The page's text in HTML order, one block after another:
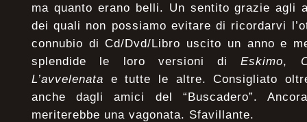
ma quanto erano belli. Un sentito grazie agli
dei quali non possiamo evitare di ricordarvi
connubio di Cd/Dvd/Libro uscito un anno e
splendide le loro versioni diEskimo,
L’avvelenata e tutte le altre. Consigliato
anche dagli amici del “Buscadero”.
meriterebbe una vagonata. Sfavillante.